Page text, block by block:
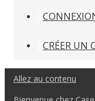
CRÉER UN
Allez au contenu